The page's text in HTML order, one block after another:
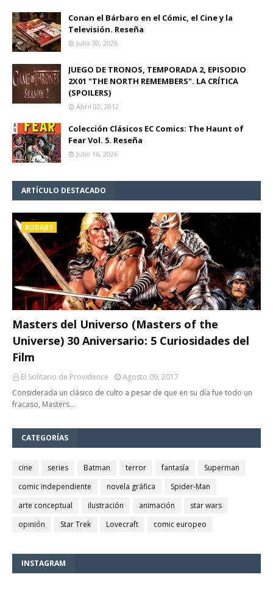
Conan el Bárbaro en el Cómic, el Cine y la
Televisión. Reseña
Julio 30, 2026
JUEGO DE TRONOS, TEMPORADA 2, EPISODIO
2X01 "THE NORTH REMEMBERS". LA CRÍTICA
(SPOILERS)
Abril 02, 2012
Colección Clásicos EC Comics: The Haunt of
Fear Vol. 5. Reseña
Julio 16, 2026
ARTÍCULO DESTACADO
RODAJES
Masters del Universo (Masters of the
Universe) 30 Aniversario: 5 Curiosidades del
Film
El Solitario de Providence
Agosto 09, 2017
Considerada un clásico de culto a pesar de que en su día fue todo un
fracaso, Masters…
CATEGORÍAS
cine series Batman terror fantasía
Superman
comic independiente
novela gráfica
Spider-Man
arte conceptual
ilustración animación
star wars
opinión
Star Trek Lovecraft comic europeo
INSTAGRAM